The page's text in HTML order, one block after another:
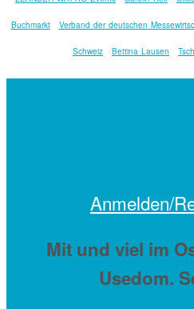
Buchmarkt Verband der deutschen
Schweiz Bettina Lausen
Anmelden/
Mit und viel im
Usedom.